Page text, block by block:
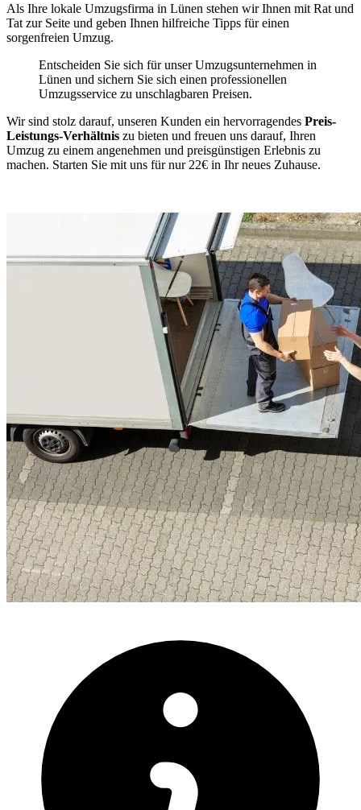
Als Ihre lokale Umzugsfirma in Lünen stehen wir Ihnen mit Rat und
Tat zur Seite und geben Ihnen hilfreiche Tipps für einen
sorgenfreien Umzug.
Entscheiden Sie sich für unser Umzugsunternehmen in
Lünen und sichern Sie sich einen professionellen
Umzugsservice zu unschlagbaren Preisen.
Wir sind stolz darauf, unseren Kunden ein hervorragendes Preis-
Leistungs-Verhältnis zu bieten und freuen uns darauf, Ihren
Umzug zu einem angenehmen und preisgünstigen Erlebnis zu
machen. Starten Sie mit uns für nur 22€ in Ihr neues Zuhause.